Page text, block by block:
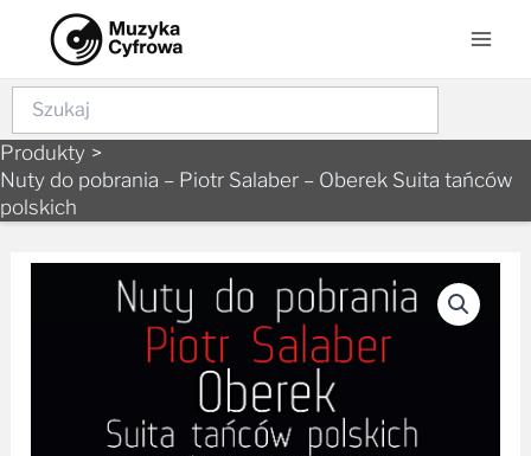
content
Szukaj
Produkty
Nuty do pobrania – Piotr Salaber – Oberek Suita tańców
polskich